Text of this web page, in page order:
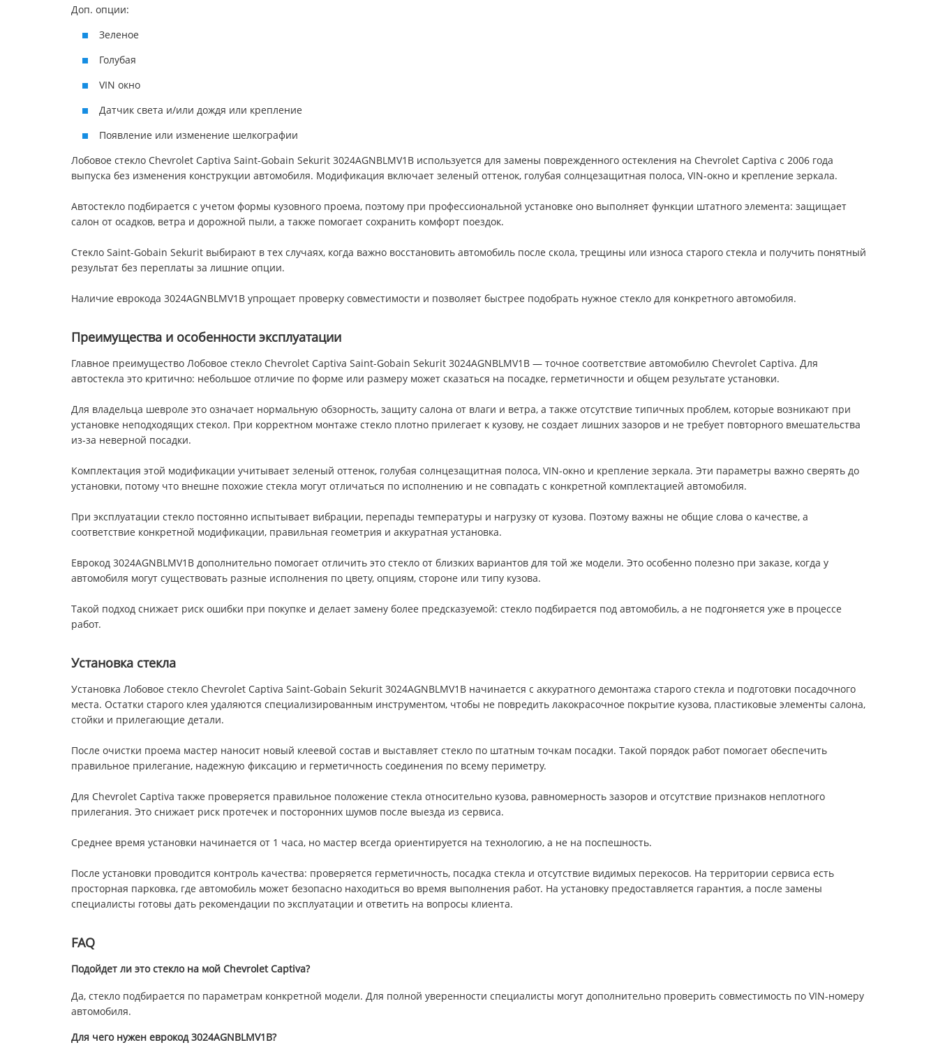
Доп. опции:
Зеленое
Голубая
VIN окно
Датчик света и/или дождя или крепление
Появление или изменение шелкографии
Лобовое стекло Chevrolet Captiva Saint-Gobain Sekurit 3024AGNBLMV1B используется для замены поврежденного остекления на Chevrolet Captiva с 2006 года
выпуска без изменения конструкции автомобиля. Модификация включает зеленый оттенок, голубая солнцезащитная полоса, VIN-окно и крепление зеркала.
Автостекло подбирается с учетом формы кузовного проема, поэтому при профессиональной установке оно выполняет функции штатного элемента: защищает
салон от осадков, ветра и дорожной пыли, а также помогает сохранить комфорт поездок.
Стекло Saint-Gobain Sekurit выбирают в тех случаях, когда важно восстановить автомобиль после скола, трещины или износа старого стекла и получить понятный
результат без переплаты за лишние опции.
Наличие еврокода 3024AGNBLMV1B упрощает проверку совместимости и позволяет быстрее подобрать нужное стекло для конкретного автомобиля.
Преимущества и особенности эксплуатации
Главное преимущество Лобовое стекло Chevrolet Captiva Saint-Gobain Sekurit 3024AGNBLMV1B — точное соответствие автомобилю Chevrolet Captiva. Для
автостекла это критично: небольшое отличие по форме или размеру может сказаться на посадке, герметичности и общем результате установки.
Для владельца шевроле это означает нормальную обзорность, защиту салона от влаги и ветра, а также отсутствие типичных проблем, которые возникают при
установке неподходящих стекол. При корректном монтаже стекло плотно прилегает к кузову, не создает лишних зазоров и не требует повторного вмешательства
из-за неверной посадки.
Комплектация этой модификации учитывает зеленый оттенок, голубая солнцезащитная полоса, VIN-окно и крепление зеркала. Эти параметры важно сверять до
установки, потому что внешне похожие стекла могут отличаться по исполнению и не совпадать с конкретной комплектацией автомобиля.
При эксплуатации стекло постоянно испытывает вибрации, перепады температуры и нагрузку от кузова. Поэтому важны не общие слова о качестве, а
соответствие конкретной модификации, правильная геометрия и аккуратная установка.
Еврокод 3024AGNBLMV1B дополнительно помогает отличить это стекло от близких вариантов для той же модели. Это особенно полезно при заказе, когда у
автомобиля могут существовать разные исполнения по цвету, опциям, стороне или типу кузова.
Такой подход снижает риск ошибки при покупке и делает замену более предсказуемой: стекло подбирается под автомобиль, а не подгоняется уже в процессе
работ.
Установка стекла
Установка Лобовое стекло Chevrolet Captiva Saint-Gobain Sekurit 3024AGNBLMV1B начинается с аккуратного демонтажа старого стекла и подготовки посадочного
места. Остатки старого клея удаляются специализированным инструментом, чтобы не повредить лакокрасочное покрытие кузова, пластиковые элементы салона,
стойки и прилегающие детали.
После очистки проема мастер наносит новый клеевой состав и выставляет стекло по штатным точкам посадки. Такой порядок работ помогает обеспечить
правильное прилегание, надежную фиксацию и герметичность соединения по всему периметру.
Для Chevrolet Captiva также проверяется правильное положение стекла относительно кузова, равномерность зазоров и отсутствие признаков неплотного
прилегания. Это снижает риск протечек и посторонних шумов после выезда из сервиса.
Среднее время установки начинается от 1 часа, но мастер всегда ориентируется на технологию, а не на поспешность.
После установки проводится контроль качества: проверяется герметичность, посадка стекла и отсутствие видимых перекосов. На территории сервиса есть
просторная парковка, где автомобиль может безопасно находиться во время выполнения работ. На установку предоставляется гарантия, а после замены
специалисты готовы дать рекомендации по эксплуатации и ответить на вопросы клиента.
FAQ
Подойдет ли это стекло на мой Chevrolet Captiva?
Да, стекло подбирается по параметрам конкретной модели. Для полной уверенности специалисты могут дополнительно проверить совместимость по VIN-номеру
автомобиля.
Для чего нужен еврокод 3024AGNBLMV1B?